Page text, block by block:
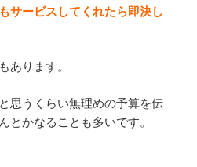
サービスしてくれたら即決し
あります。
思うくらい無理めの予算を伝
とかなることも多いです。